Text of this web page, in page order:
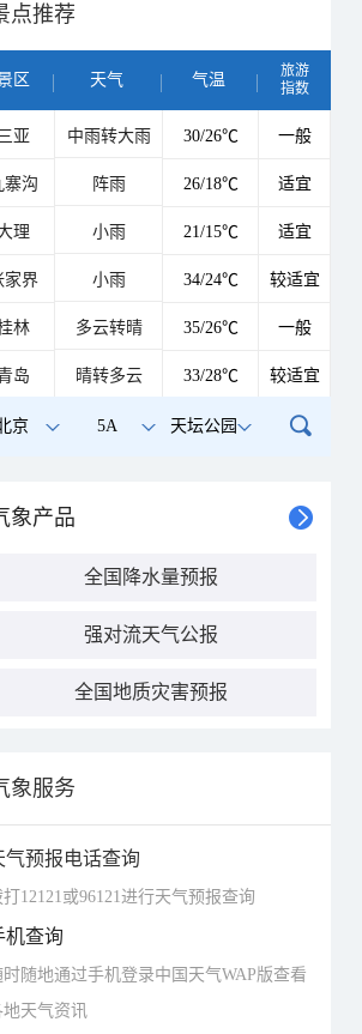
点推荐
区 天气 气温
旅游
指数
亚 中雨转大雨 30/26℃ 一般
寨沟 阵雨 26/18℃ 适宜
理 小雨 21/15℃ 适宜
家界 小雨 34/24℃ 较适宜
林 多云转晴 35/26℃ 一般
岛 晴转多云 33/28℃ 较适宜
京 5A 天坛公园
象产品
全国降水量预报
强对流天气公报
全国地质灾害预报
象服务
气预报电话查询
打12121或96121进行天气预报查询
机查询
时随地通过手机登录中国天气WAP版查看
地天气资讯